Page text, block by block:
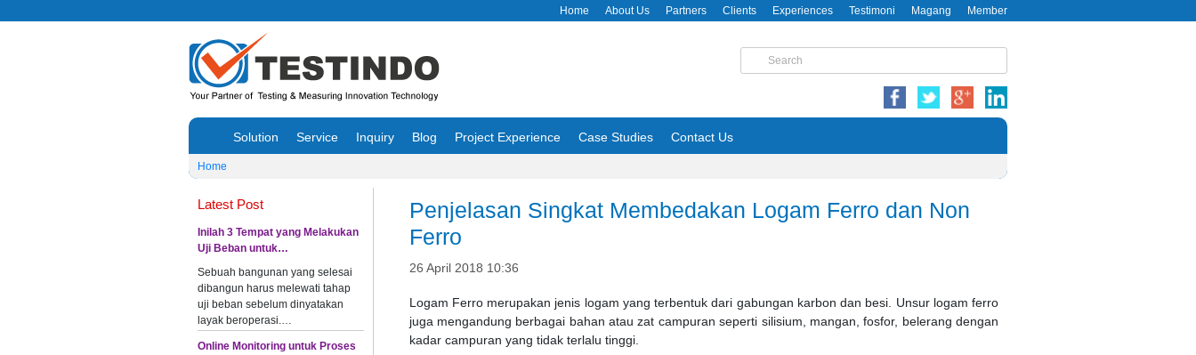
Home About Us Partners Clients Experiences Testimoni Magang Member
Solution Service Inquiry Blog Project Experience Case Studies Contact Us
Home
Latest Post
Inilah 3 Tempat yang Melakukan
Uji Beban untuk…
Sebuah bangunan yang selesai
dibangun harus melewati tahap
uji beban sebelum dinyatakan
layak beroperasi.…
Online Monitoring untuk Proses
Penjelasan Singkat Membedakan Logam Ferro dan Non
Ferro
26 April 2018 10:36
Logam Ferro merupakan jenis logam yang terbentuk dari gabungan karbon dan besi. Unsur logam ferro
juga mengandung berbagai bahan atau zat campuran seperti silisium, mangan, fosfor, belerang dengan
kadar campuran yang tidak terlalu tinggi.